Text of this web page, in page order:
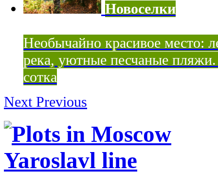
Новоселки
Необычайно красивое место:
река, уютные песчаные
сотка
Next Previous